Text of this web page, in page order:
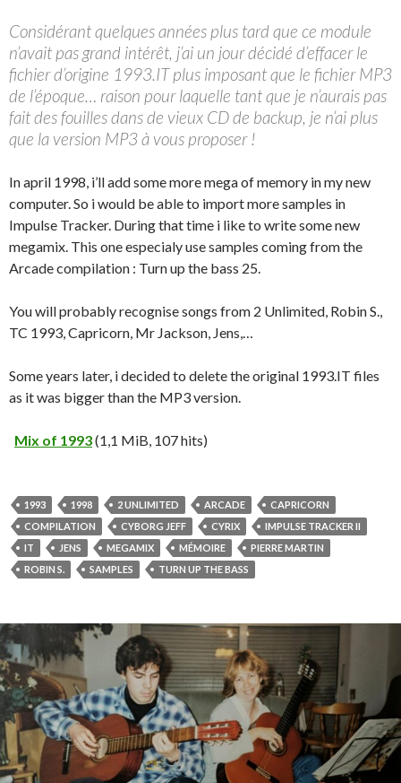
Considérant quelques années plus tard que ce module
n’avait pas grand intérêt, j’ai un jour décidé d’effacer le
fichier d’origine 1993.IT plus imposant que le fichier MP3
de l’époque… raison pour laquelle tant que je n’aurais pas
fait des fouilles dans de vieux CD de backup, je n’ai plus
que la version MP3 à vous proposer !
In april 1998, i’ll add some more mega of memory in my new
computer. So i would be able to import more samples in
Impulse Tracker. During that time i like to write some new
megamix. This one especialy use samples coming from the
Arcade compilation : Turn up the bass 25.
You will probably recognise songs from 2 Unlimited, Robin S.,
TC 1993, Capricorn, Mr Jackson, Jens,…
Some years later, i decided to delete the original 1993.IT files
as it was bigger than the MP3 version.
Mix of 1993(1,1 MiB, 107 hits)
1993 1998 2 UNLIMITED ARCADE
CAPRICORN
COMPILATION
CYBORG JEFF CYRIX
IMPULSE TRACKER II
IT
JENS MEGAMIX MÉMOIRE
PIERRE MARTIN
ROBIN S.
SAMPLES TURN UP THE BASS